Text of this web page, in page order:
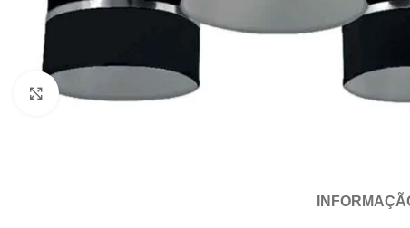
Click para aumentar